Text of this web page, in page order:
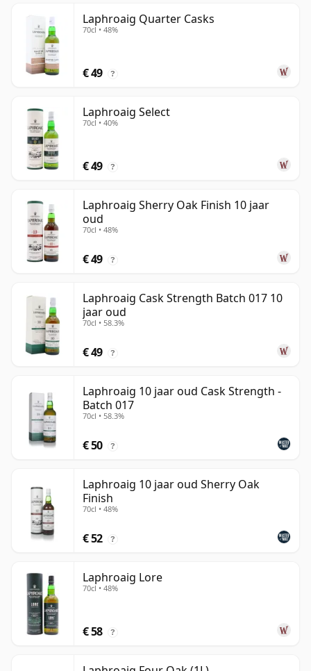
Laphroaig Quarter Casks
70cl • 48%
€ 49 ?
Laphroaig Select
70cl • 40%
€ 49 ?
Laphroaig Sherry Oak Finish 10 jaar
oud
70cl • 48%
€ 49 ?
Laphroaig Cask Strength Batch 017 10
jaar oud
70cl • 58.3%
€ 49 ?
Laphroaig 10 jaar oud Cask Strength -
Batch 017
70cl • 58.3%
€ 50 ?
Laphroaig 10 jaar oud Sherry Oak
Finish
70cl • 48%
€ 52 ?
Laphroaig Lore
70cl • 48%
€ 58 ?